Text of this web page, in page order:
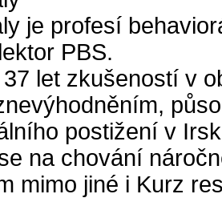
je profesí
PBS.
let zkušeností v
postižení v
na chování
mimo jiné i Kurz